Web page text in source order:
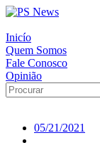
Inicío
Quem Somos
Fale Conosco
Opinião
05/21/2021